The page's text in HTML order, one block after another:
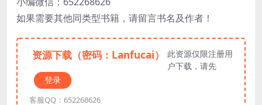
如果需要其他同类型书籍，请留言书名及作者！
资源下载（密码：Lanfucai）
此资源仅限注册用
户下载，请先
登录
客服QQ：652268626